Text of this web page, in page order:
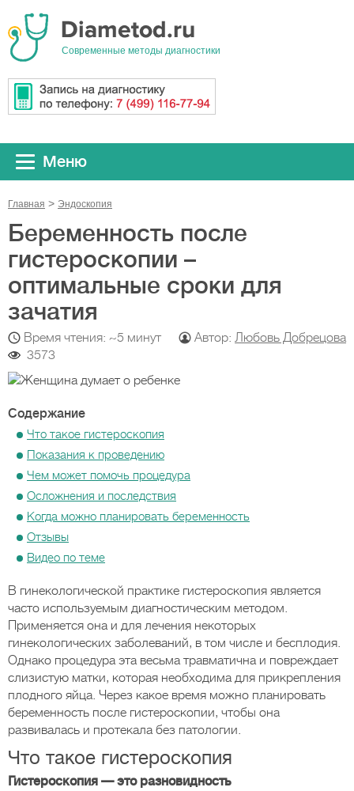
Cовременные методы диагностики
Меню
Главная Эндоскопия
Беременность после
гистероскопии –
оптимальные сроки для
зачатия
Время чтения: ~5 минут Автор: Любовь Добрецова
3573
Содержание
Что такое гистероскопия
Показания к проведению
Чем может помочь процедура
Осложнения и последствия
Когда можно планировать беременность
Отзывы
Видео по теме
В гинекологической практике гистероскопия является
часто используемым диагностическим методом.
Применяется она и для лечения некоторых
гинекологических заболеваний, в том числе и бесплодия.
Однако процедура эта весьма травматична и повреждает
слизистую матки, которая необходима для прикрепления
плодного яйца. Через какое время можно планировать
беременность после гистероскопии, чтобы она
развивалась и протекала без патологии.
Что такое гистероскопия
Гистероскопия — это разновидность